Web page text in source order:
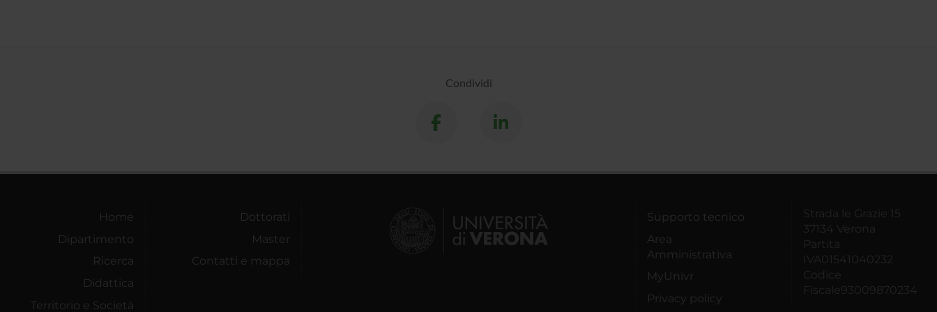
Condividi
Home
Dipartimento
Ricerca
Didattica
Territorio e Società
Dottorati
Master
Contatti e mappa
Supporto tecnico
Area
Amministrativa
MyUnivr
Privacy policy
Strada le Grazie 15
37134 Verona
Partita
IVA01541040232
Codice
Fiscale93009870234